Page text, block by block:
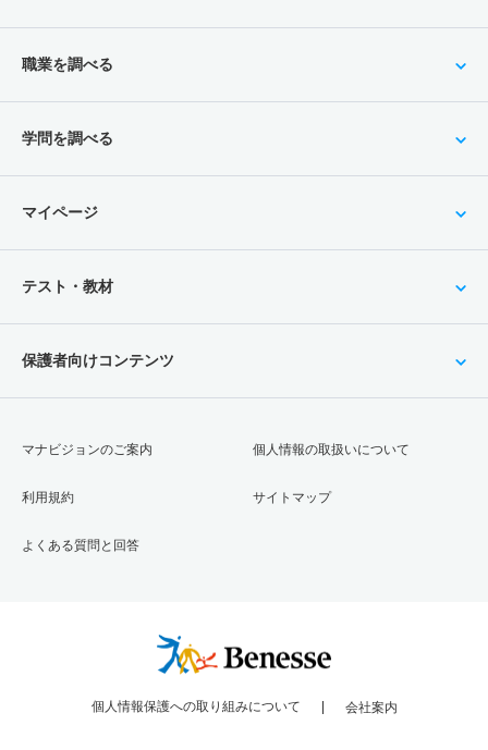
職業を調べる
学問を調べる
マイページ
テスト・教材
保護者向けコンテンツ
マナビジョンのご案内
利用規約
よくある質問と回答
個人情報の取扱いについて
サイトマップ
個人情報保護への取り組みについて 会社案内